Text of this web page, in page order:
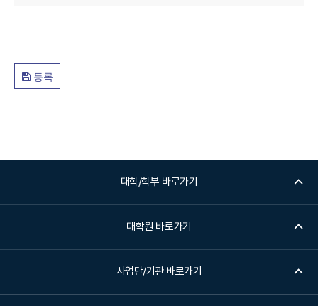
글
등록
대학/학부 바로가기
대학원 바로가기
사업단/기관 바로가기